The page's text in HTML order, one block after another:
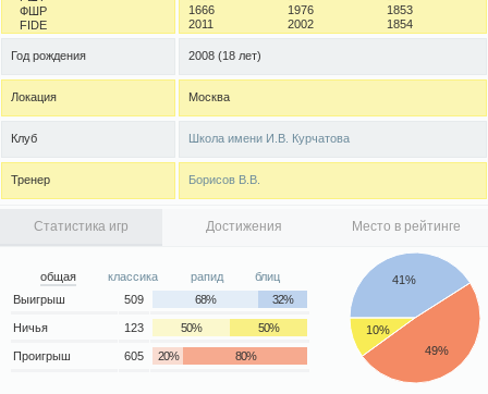
ФШР
FIDE
1666
1976
1853
2011
2002 1854
Год рождения 2008 (18 лет)
Локация Москва
Клуб Школа имени И.В. Курчатова
Тренер Борисов В.В.
Статистика игр Достижения Место в рейтинге
общая классика рапид
блиц
Выигрыш
509 68% 32%
Ничья 123 50% 50%
Проигрыш 605 20% 80%
10%
41%
49%